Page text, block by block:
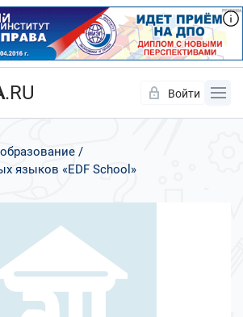
.RU Войти
языков «EDF School»
Да Нет